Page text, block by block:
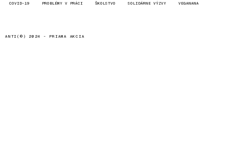
COVID-19 PROBLÉMY V PRÁCI ŠKOLSTVO SOLIDÁRNE VÝZVY VEGANANA
ANTI(©) 2024 - PRIAMA AKCIA